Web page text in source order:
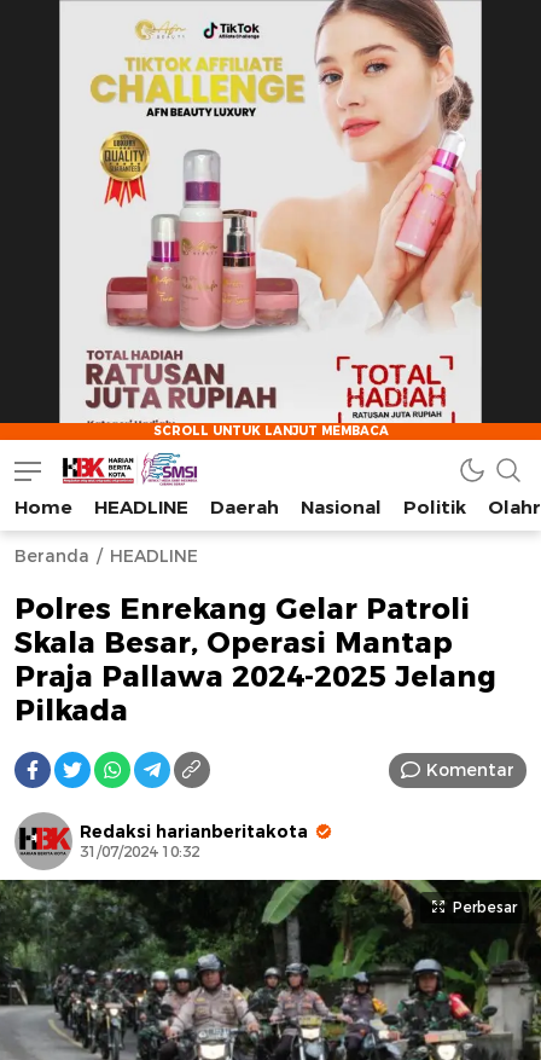
AFN BEAUTY LUXURY
HarianBeritaKota
Mengabarkan Setiap Detil, Sudut, dan Cerita Kota
Home HEADLINE Daerah Nasional Politik
Beranda HEADLINE
Polres Enrekang Gelar Patroli
Skala Besar, Operasi Mantap
Praja Pallawa 2024-2025 Jelang
Pilkada
Komentar
Redaksi harianberitakota
31/07/2024 10:32
Perbesar